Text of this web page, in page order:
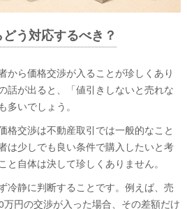
う対応するべき？
から価格交渉が入ることが珍しくあり
話が出ると、「値引きしないと売れな
多いでしょう。
格交渉は不動産取引では一般的なこと
は少しでも良い条件で購入したいと考
と自体は決して珍しくありません。
冷静に判断することです。例えば、売
円の交渉が入った場合、その差額だけ